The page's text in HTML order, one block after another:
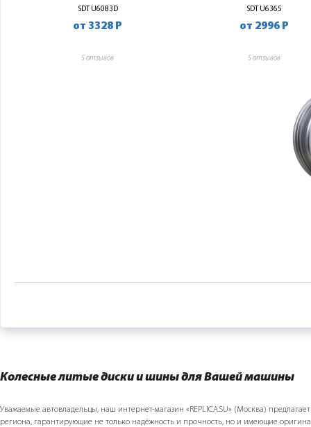
SDT U6083D
от 3328 Р
5 отзывов
SDT U6365
от 2996 Р
5 отзывов
Колесные литые диски и шины для Вашей машины
Уважаемые автовладельцы, наш интернет-магазин «REPLICA.SU» (Москва)
региона, гарантирующие не только надёжность и прочность, но и имеющие